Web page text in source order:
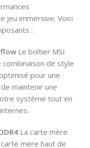
jeu immersive. Voici
:
Le boîtier MSI
de style
pour une
maintenir une
système tout en
La carte mère
mère haut de